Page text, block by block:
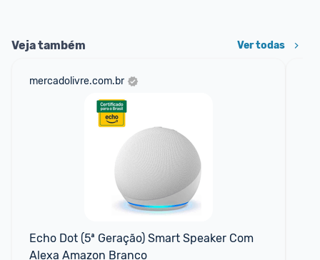
Veja também Ver todas
mercadolivre.com.br
Echo Dot (5ª Geração) Smart Speaker Com
Alexa Amazon Branco